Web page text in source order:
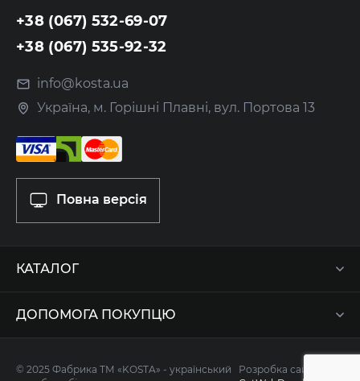
+38 (067) 532-69-07
+38 (067) 535-92-32
info@kosta.ua
Україна, м. Горішні Плавні, вул. Портова 13
Повна версія
КАТАЛОГ
ДОПОМОГА ПОКУПЦЮ
© 2025 Фабрика ТМ «KOSTA» - український
Розробка сайту -